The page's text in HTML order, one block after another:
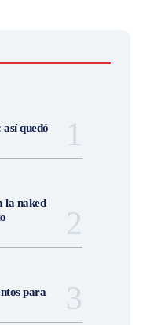
así quedó
la naked
para